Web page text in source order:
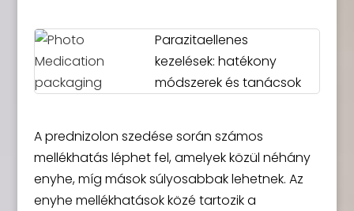
Parazitaellenes
kezelések: hatékony
módszerek és tanácsok
A prednizolon szedése során számos
mellékhatás léphet fel, amelyek közül néhány
enyhe, míg mások súlyosabbak lehetnek. Az
enyhe mellékhatások közé tartozik a